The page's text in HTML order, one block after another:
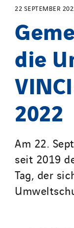
22 SEPTEMBER
die
2022
Am 22.
seit 2019
Tag, der
Roiret
Roiret
Saga
Salendre
Santerne
Santerne
Santerne
Santerne IDF
Santerne
Santerne
Sarrasola